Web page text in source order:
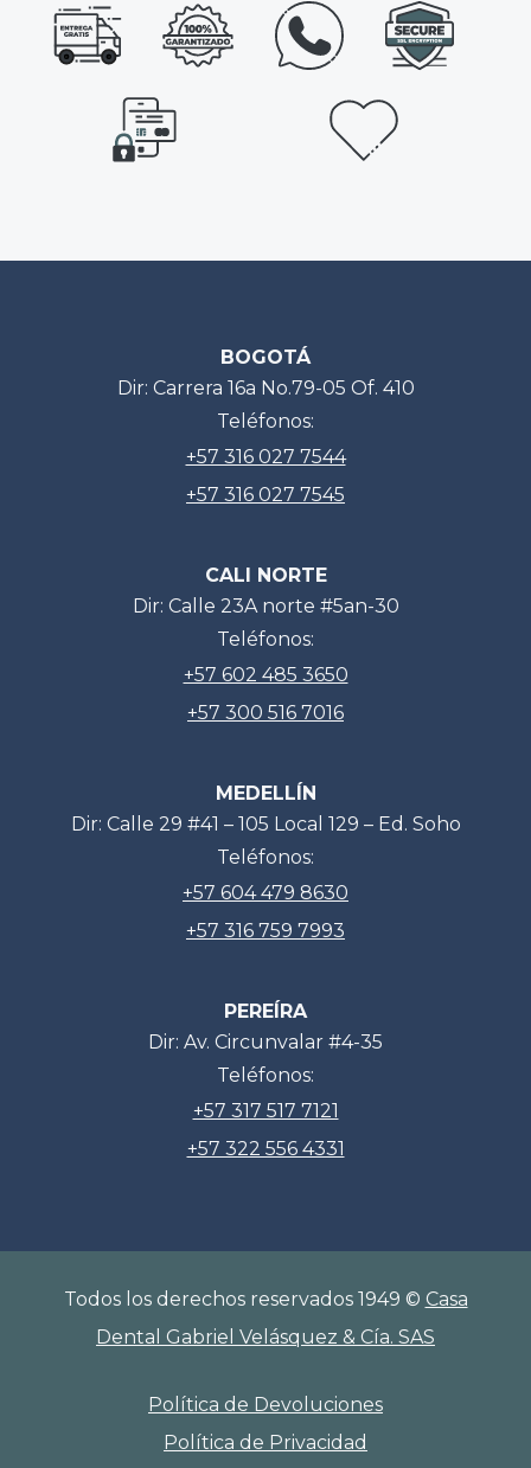
BOGOTÁ
Dir: Carrera 16a No.79-05 Of. 410
Teléfonos:
+57 316 027 7544
+57 316 027 7545
CALI NORTE
Dir: Calle 23A norte #5an-30
Teléfonos:
+57 602 485 3650
+57 300 516 7016
MEDELLÍN
Dir: Calle 29 #41 – 105 Local 129 – Ed. Soho
Teléfonos:
+57 604 479 8630
+57 316 759 7993
PEREÍRA
Dir: Av. Circunvalar #4-35
Teléfonos:
+57 317 517 7121
+57 322 556 4331
Todos los derechos reservados 1949 © Casa
Dental Gabriel Velásquez & Cía. SAS
Política de Devoluciones
Política de Privacidad